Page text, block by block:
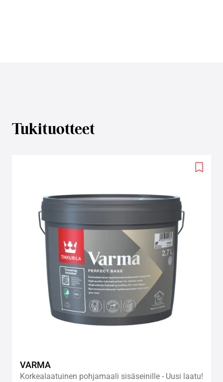
Tukituotteet
Add
VARMA
Korkealaatuinen pohjamaali sisäseinille - Uusi laatu!